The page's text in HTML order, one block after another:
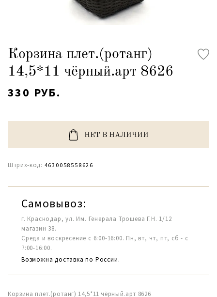
Корзина плет.(ротанг)
14,5*11 чёрный.арт 8626
330 РУБ.
НЕТ В НАЛИЧИИ
Штрих-код: 4630058558626
Самовывоз:
г. Краснодар, ул. Им. Генерала Трошева Г.Н. 1/12
магазин 38.
Среда и воскресение с 6:00-16:00. Пн, вт, чт, пт, сб - с
7:00-16:00.
Возможна доставка по России.
Корзина плет.(ротанг) 14,5*11 чёрный.арт 8626